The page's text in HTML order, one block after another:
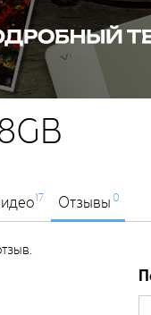
17 Отзывы0